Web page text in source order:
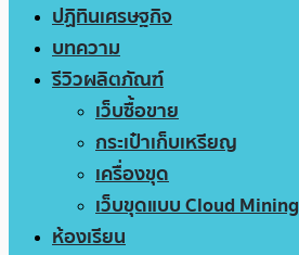
ปฏิทินเศรษฐกิจ
บทความ
รีวิวผลิตภัณฑ์
เว็บซื้อขาย
กระเป๋าเก็บเหรียญ
เครื่องขุด
เว็บขุดแบบ Cloud Mining
ห้องเรียน